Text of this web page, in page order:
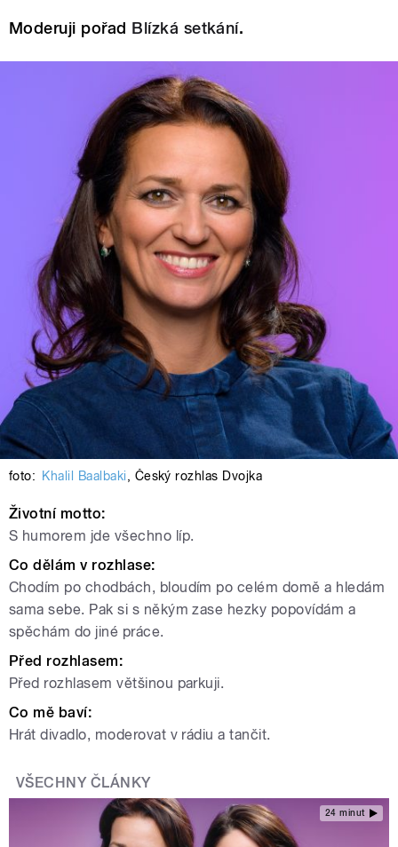
Moderuji pořad Blízká setkání.
foto: Khalil Baalbaki, Český rozhlas Dvojka
Životní motto:
S humorem jde všechno líp.
Co dělám v rozhlase:
Chodím po chodbách, bloudím po celém domě a hledám
sama sebe. Pak si s někým zase hezky popovídám a
spěchám do jiné práce.
Před rozhlasem:
Před rozhlasem většinou parkuji.
Co mě baví:
Hrát divadlo, moderovat v rádiu a tančit.
VŠECHNY ČLÁNKY
24 minut